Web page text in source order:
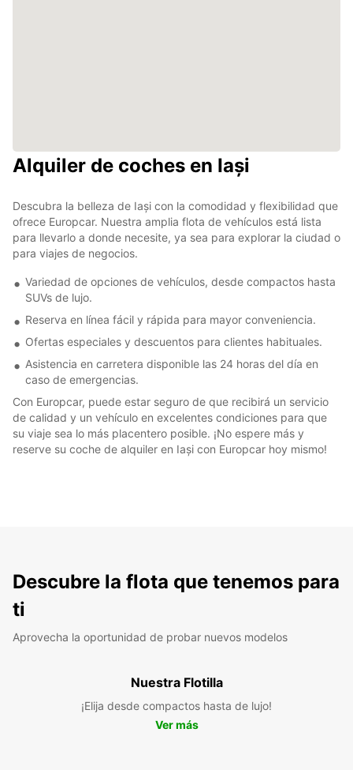
Alquiler de coches en Iași
Descubra la belleza de Iași con la comodidad y flexibilidad que
ofrece Europcar. Nuestra amplia flota de vehículos está lista
para llevarlo a donde necesite, ya sea para explorar la ciudad o
para viajes de negocios.
Variedad de opciones de vehículos, desde compactos hasta
SUVs de lujo.
Reserva en línea fácil y rápida para mayor conveniencia.
Ofertas especiales y descuentos para clientes habituales.
Asistencia en carretera disponible las 24 horas del día en
caso de emergencias.
Con Europcar, puede estar seguro de que recibirá un servicio
de calidad y un vehículo en excelentes condiciones para que
su viaje sea lo más placentero posible. ¡No espere más y
reserve su coche de alquiler en Iași con Europcar hoy mismo!
Descubre la flota que tenemos para
ti
Aprovecha la oportunidad de probar nuevos modelos
Nuestra Flotilla
¡Elija desde compactos hasta de lujo!
Ver más